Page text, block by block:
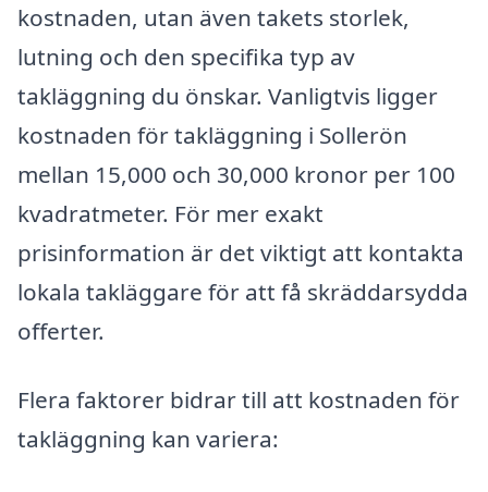
kostnaden, utan även takets storlek,
lutning och den specifika typ av
takläggning du önskar. Vanligtvis ligger
kostnaden för takläggning i Sollerön
mellan 15,000 och 30,000 kronor per 100
kvadratmeter. För mer exakt
prisinformation är det viktigt att kontakta
lokala takläggare för att få skräddarsydda
offerter.
Flera faktorer bidrar till att kostnaden för
takläggning kan variera: